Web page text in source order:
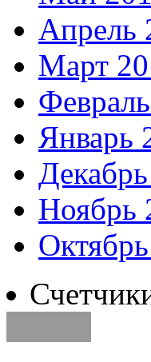
Апрель
Март
Январь
Ноябрь